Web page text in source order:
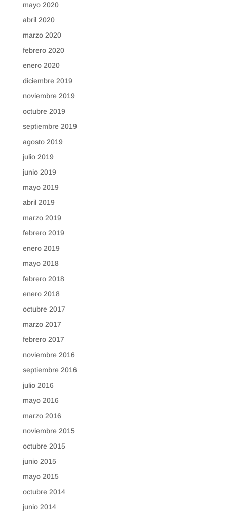
mayo 2020
abril 2020
marzo 2020
febrero 2020
enero 2020
diciembre 2019
noviembre 2019
octubre 2019
septiembre 2019
agosto 2019
julio 2019
junio 2019
mayo 2019
abril 2019
marzo 2019
febrero 2019
enero 2019
mayo 2018
febrero 2018
enero 2018
octubre 2017
marzo 2017
febrero 2017
noviembre 2016
septiembre 2016
julio 2016
mayo 2016
marzo 2016
noviembre 2015
octubre 2015
junio 2015
mayo 2015
octubre 2014
junio 2014